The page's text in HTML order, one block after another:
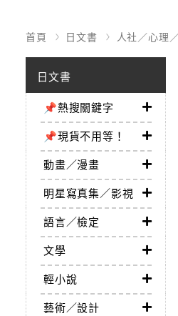
首頁 日文書 人社／心理
日文書
📌熱搜關鍵字
📌現貨不用等！
動畫／漫畫
明星寫真集／影視
語言／檢定
文學
輕小說
藝術／設計